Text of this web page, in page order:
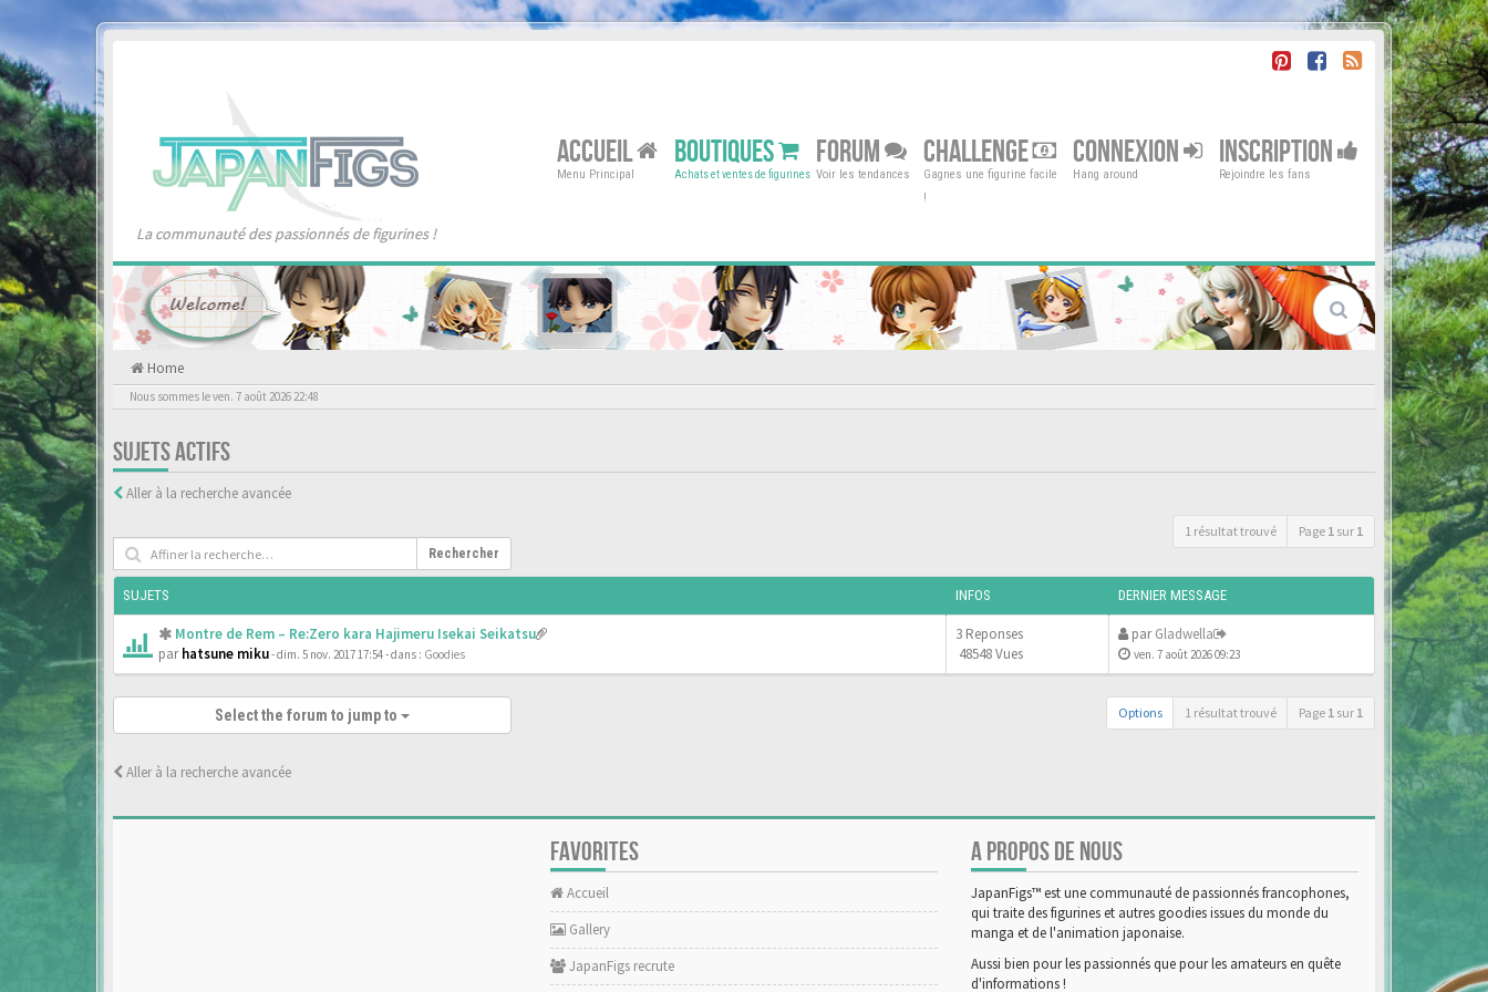
La communauté des passionnés de figurines !
ACCUEIL
Menu Principal
BOUTIQUES
Achats et ventes de figurines
FORUM
Voir les tendances
CHALLENGE
Gagnes une figurine facile
!
CONNEXION
Hang around
INSCRIPTION
Rejoindre les fans
Home
Nous sommes le ven. 7 août 2026 22:48
SUJETS ACTIFS
Aller à la recherche avancée
Rechercher
1 résultat trouvé Page 1 sur 1
SUJETS INFOS DERNIER MESSAGE
Montre de Rem – Re:Zero kara Hajimeru Isekai Seikatsu
parhatsune miku- dim. 5 nov. 2017 17:54- dans : Goodies
3 Reponses
48548 Vues
parGladwella
ven. 7 août 2026 09:23
Options 1 résultat trouvé Page 1 sur 1
Select the forum to jump to
Aller à la recherche avancée
FAVORITES
Accueil
Gallery
JapanFigs recrute
A PROPOS DE NOUS
JapanFigs™ est une communauté de passionnés francophones,
qui traite des figurines et autres goodies issues du monde du
manga et de l'animation japonaise.
Aussi bien pour les passionnés que pour les amateurs en quête
d'informations !